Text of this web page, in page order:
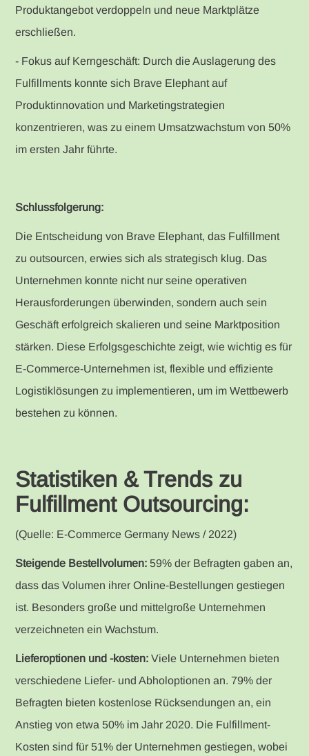
Produktangebot verdoppeln und neue Marktplätze
erschließen.
- Fokus auf Kerngeschäft: Durch die Auslagerung des
Fulfillments konnte sich Brave Elephant auf
Produktinnovation und Marketingstrategien
konzentrieren, was zu einem Umsatzwachstum von 50%
im ersten Jahr führte.
Schlussfolgerung:
Die Entscheidung von Brave Elephant, das Fulfillment
zu outsourcen, erwies sich als strategisch klug. Das
Unternehmen konnte nicht nur seine operativen
Herausforderungen überwinden, sondern auch sein
Geschäft erfolgreich skalieren und seine Marktposition
stärken. Diese Erfolgsgeschichte zeigt, wie wichtig es für
E-Commerce-Unternehmen ist, flexible und effiziente
Logistiklösungen zu implementieren, um im Wettbewerb
bestehen zu können.
Statistiken & Trends zu
Fulfillment Outsourcing:
(Quelle: E-Commerce Germany News / 2022)
Steigende Bestellvolumen: 59% der Befragten gaben an,
dass das Volumen ihrer Online-Bestellungen gestiegen
ist. Besonders große und mittelgroße Unternehmen
verzeichneten ein Wachstum.
Lieferoptionen und -kosten: Viele Unternehmen bieten
verschiedene Liefer- und Abholoptionen an. 79% der
Befragten bieten kostenlose Rücksendungen an, ein
Anstieg von etwa 50% im Jahr 2020. Die Fulfillment-
Kosten sind für 51% der Unternehmen gestiegen, wobei